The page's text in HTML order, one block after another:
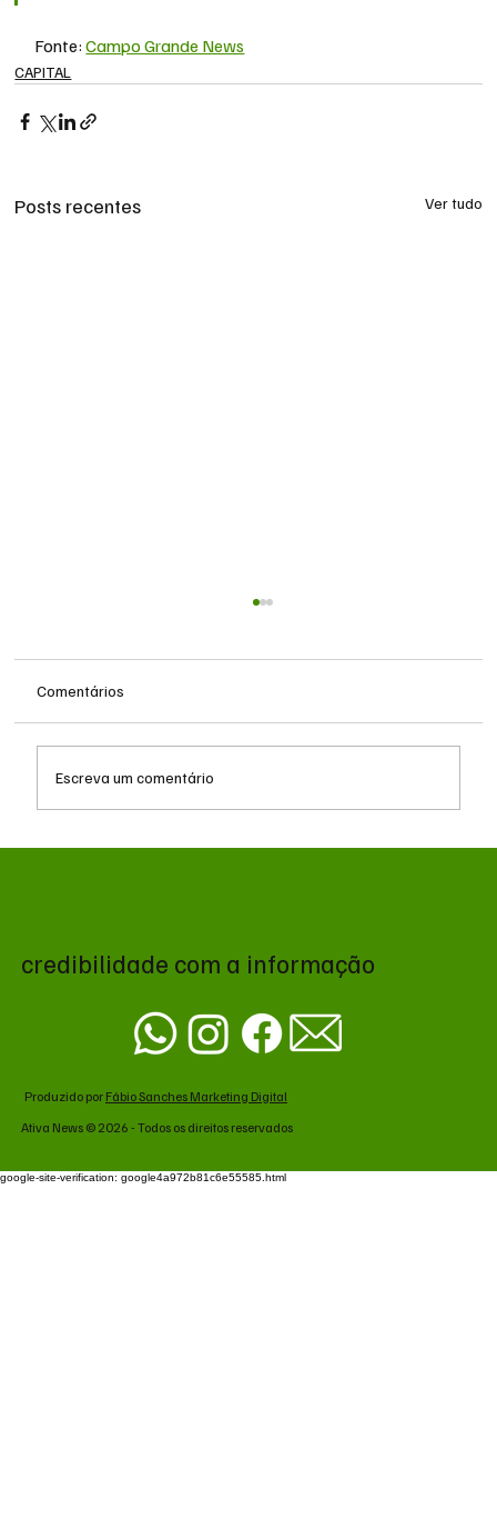
Fonte: Campo Grande News
CAPITAL
Posts recentes Ver tudo
Comentários
Escreva um comentário
credibilidade com a informação
Produzido por Fábio Sanches Marketing Digital
Ativa News © 2026 - Todos os direitos reservados
google-site-verification: google4a972b81c6e55585.html